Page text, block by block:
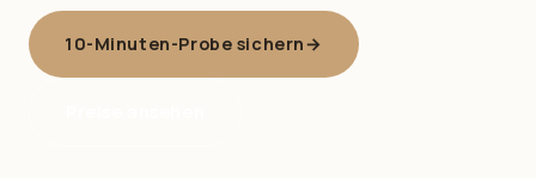
10-Minuten-Probe sichern→